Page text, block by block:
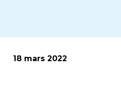
18 mars 2022